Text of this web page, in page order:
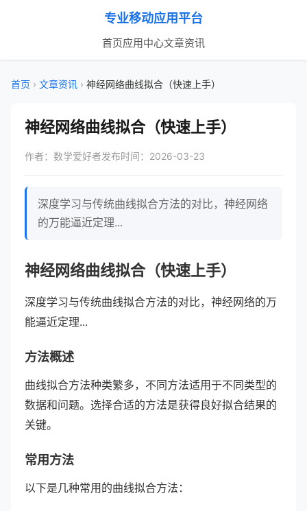
专业移动应用平台
首页应用中心文章资讯
首页 › 文章资讯 › 神经网络曲线拟合（快速上手）
神经网络曲线拟合（快速上手）
作者：数学爱好者发布时间：2026-03-23
深度学习与传统曲线拟合方法的对比，神经网络
的万能逼近定理...
神经网络曲线拟合（快速上手）
深度学习与传统曲线拟合方法的对比，神经网络的万
能逼近定理...
方法概述
曲线拟合方法种类繁多，不同方法适用于不同类型的
数据和问题。选择合适的方法是获得良好拟合结果的
关键。
常用方法
以下是几种常用的曲线拟合方法：